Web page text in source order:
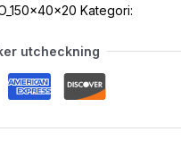
Kategori:
utcheckning